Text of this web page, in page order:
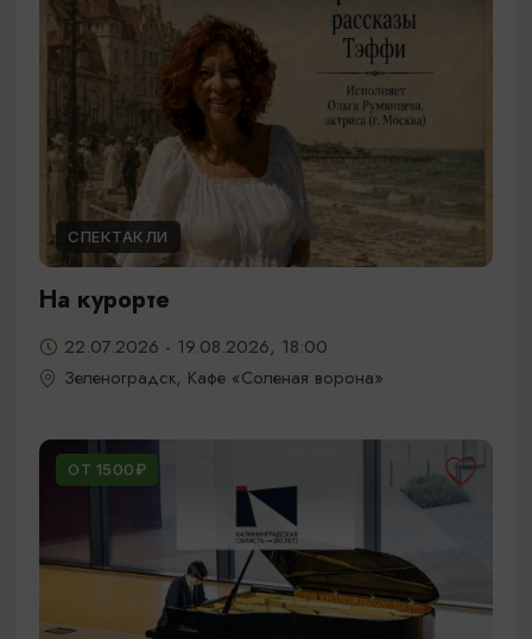
СПЕКТАКЛИ
На курорте
22.07.2026 - 19.08.2026, 18:00
Зеленоградск, Кафе «Соленая ворона»
ОТ 1500₽